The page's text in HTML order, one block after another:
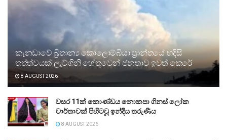
කැනඩාවේ බ්‍රිතාන්‍ය කොලොම්බියා ප්‍රාන්තයේ හදිසි
තත්ත්වයක් ලැව්ගිනි හේතුවෙන් ජනතාව ඉවත් කෙරේ
8 AUGUST 2026
වසර 11ක් කොණ්ඩය නොකපා ගිනස් ලෝක
වාර්තාවක් පිහිටවූ ඉන්දීය තරුණිය
8 AUGUST 2026